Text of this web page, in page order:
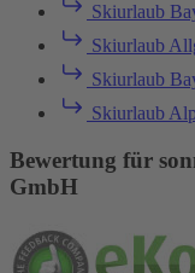
Skiurlaub
Skiurlaub
Skiurlaub
Skiurlaub
Bewertung für
GmbH